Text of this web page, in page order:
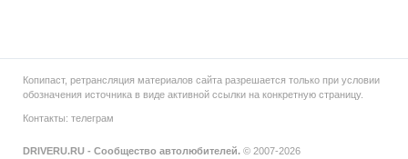
Копипаст, ретрансляция материалов сайта разрешается только при условии
обозначения источника в виде активной ссылки на конкретную страницу.
Контакты: телеграм
DRIVERU.RU - Сообщество автолюбителей. © 2007-2026